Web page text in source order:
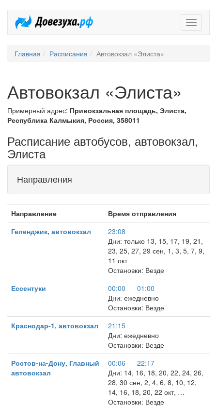
Главная Расписания Автовокзал «Элиста»
Автовокзал «Элиста»
Примерный адрес: Привокзальная площадь, Элиста,
Республика Калмыкия, Россия, 358011
Расписание автобусов, автовокзал,
Элиста
Направления
Направление
Время отправления
Геленджик, автовокзал
23:08
Дни: только 13, 15, 17, 19, 21,
23, 25, 27, 29 сен, 1, 3, 5, 7, 9,
11 окт
Остановки: Везде
Ессентуки
00:00
01:00
Дни: ежедневно
Остановки: Везде
Краснодар-1, автовокзал
21:15
Дни: ежедневно
Остановки: Везде
Ростов-на-Дону, Главный
автовокзал
00:06
22:17
Дни: 14, 16, 18, 20, 22, 24, 26,
28, 30 сен, 2, 4, 6, 8, 10, 12,
14, 16, 18, 20, 22 окт, …
Остановки: Везде